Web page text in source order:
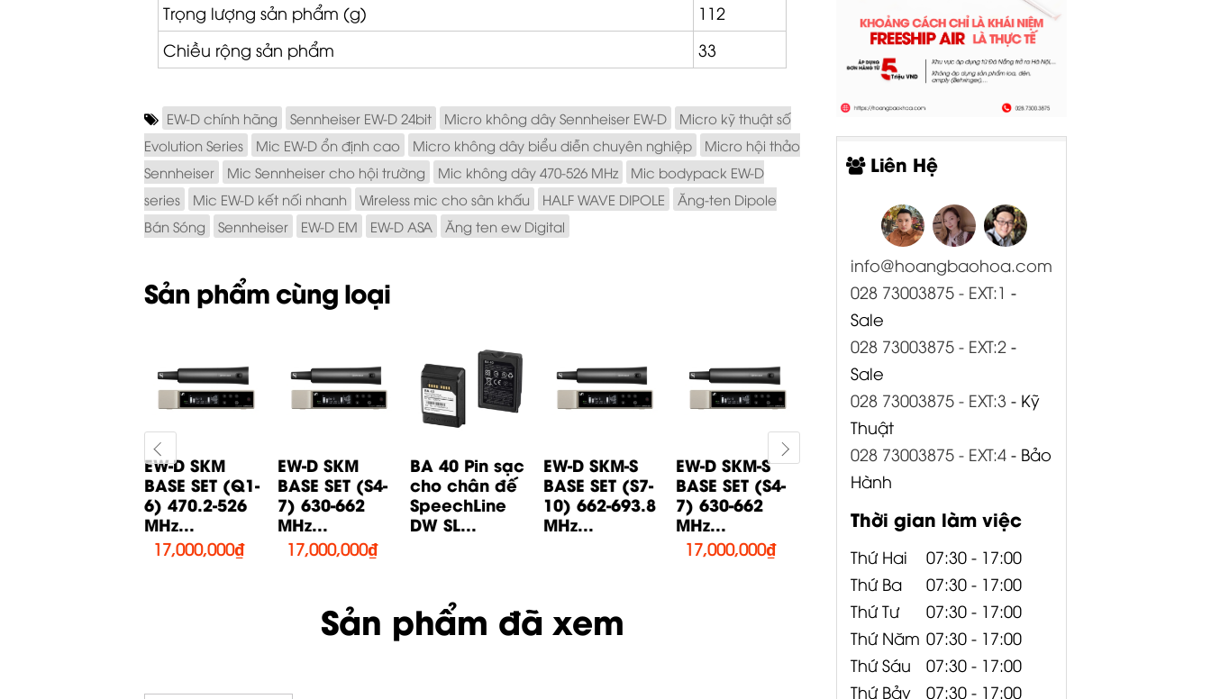
Trọng lượng sản phẩm (g)
112
Chiều rộng sản phẩm
33
EW-D chính hãng Sennheiser EW-D 24bit Micro không dây Sennheiser EW-D
Micro kỹ thuật số
Evolution Series
Mic EW-D ổn định cao Micro không dây biểu diễn chuyên nghiệp
Micro hội thảo
Sennheiser
Mic Sennheiser cho hội trường Mic không dây 470-526 MHz
Mic bodypack EW-D
series
Mic EW-D kết nối nhanh Wireless mic cho sân khấu HALF WAVE DIPOLE
Ăng-ten Dipole
Bán Sóng
Sennheiser EW-D EM EW-D ASA Ăng ten ew Digital
Sản phẩm cùng loại
EW-D SKM
BASE SET (Q1-
6) 470.2-526
MHz...
17,000,000₫
EW-D SKM
BASE SET (S4-
7) 630-662
MHz...
17,000,000₫
BA 40 Pin sạc
cho chân đế
SpeechLine
DW SL...
EW-D SKM-S
BASE SET (S7-
10) 662-693.8
MHz...
EW-D SKM-S
BASE SET (S4-
7) 630-662
MHz...
17,000,000₫
EW-D SKM
BASE SET (S1-
MHz...
17,000,000 ₫
EW-D SKM-S
MHz...
Sản phẩm đã xem
Liên Hệ
info@hoangbaohoa.com
028 73003875 - EXT:1 -
Sale
028 73003875 - EXT:2 -
Sale
028 73003875 - EXT:3 - Kỹ
Thuật
028 73003875 - EXT:4 - Bảo
Hành
Thời gian làm việc
Thứ Hai
07:30 - 17:00
Thứ Ba
07:30 - 17:00
Thứ Tư
07:30 - 17:00
Thứ Năm 07:30 - 17:00
Thứ Sáu
07:30 - 17:00
Thứ Bảy
07:30 - 17:00